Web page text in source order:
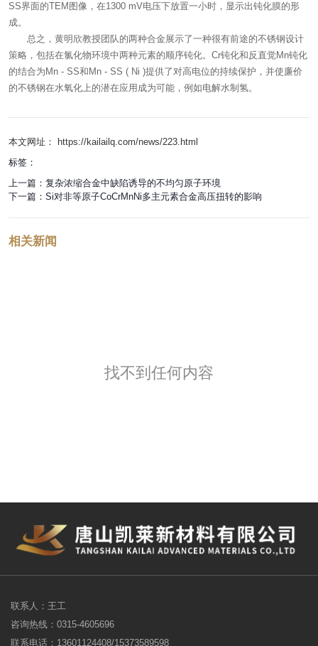
SS界面的TEM图像，在1300 mV电压下放置一小时，显示出钝化膜的形
成。
总之，黄明欣教授团队的两种合金展示了一种很有前途的不锈钢设计
策略，包括在氯化物环境中两种元素的顺序钝化。Cr钝化和反直觉Mn钝化
的结合为Mn - SS和Mn - SS ( Ni )提供了对高电位的持续保护，并使廉价
的不锈钢在水氧化上的潜在应用成为可能，例如电解水制氢。
本文网址： https://kailailq.com/news/223.html
标签：
上一篇： 复杂浓缩合金中缺陷诱导的不均匀原子环境
下一篇： Si对非等原子CoCrMnNi多主元素合金高压扭转的影响
相关新闻
找不到任何内容
联系人：王工
咨询热线：0315-4605696
联系电话：13601124408/15373589598